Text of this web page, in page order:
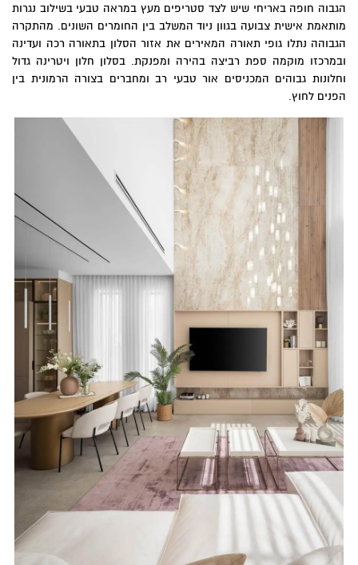
הגבוה חופה באריחי שיש לצד סטריפים מעץ במראה טבעי בשילוב נגרות
מותאמת אישית צבועה בגוון ניוד המשלב בין החומרים השונים. מהתקרה
הגבוהה נתלו גופי תאורה המאירים את אזור הסלון בתאורה רכה ועדינה
ובמרכזו מוקמה ספת רביצה בהירה ומפנקת. בסלון חלון ויטרינה גדול
וחלונות גבוהים המכניסים אור טבעי רב ומחברים בצורה הרמונית בין
הפנים לחוץ.